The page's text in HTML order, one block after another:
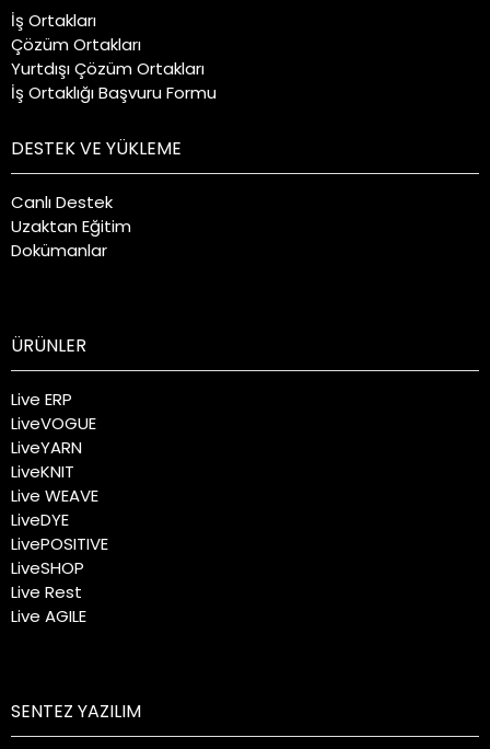
İş Ortakları
Çözüm Ortakları
Yurtdışı Çözüm Ortakları
İş Ortaklığı Başvuru Formu
DESTEK VE YÜKLEME
Canlı Destek
Uzaktan Eğitim
Dokümanlar
ÜRÜNLER
Live ERP
LiveVOGUE
LiveYARN
LiveKNIT
Live WEAVE
LiveDYE
LivePOSITIVE
LiveSHOP
Live Rest
Live AGILE
SENTEZ YAZILIM